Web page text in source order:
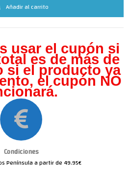
Añadir al carrito
usar el cupón si
es de más de
si el producto ya
el cupón NO
Condiciones
Península a partir de 49.95€